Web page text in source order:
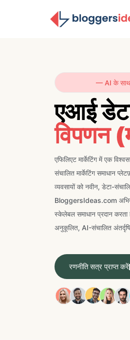
— AI के साथ
एआई
विपणन
एफिलिएट मार्केटिंग में एक
संचालित मार्केटिंग समाधान
व्यवसायों को नवीन, डेटा-
BloggersIdeas.com
स्केलेबल समाधान प्रदान
अनुकूलित, AI-संचालित
रणनीति सत्र प्राप्त करें